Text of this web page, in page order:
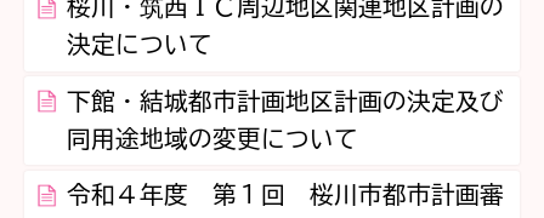
桜川・筑西ＩＣ周辺地区関連地区計画の
決定について
下館・結城都市計画地区計画の決定及び
同用途地域の変更について
令和４年度 第１回 桜川市都市計画審